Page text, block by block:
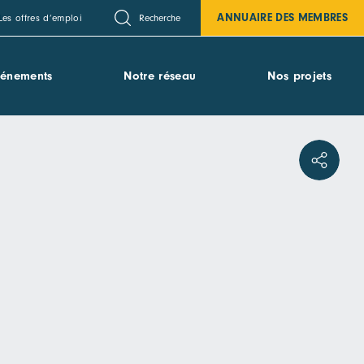
Les offres d’emploi Recherche ANNUAIRE DES MEMBRES
Notre réseau Nos projets